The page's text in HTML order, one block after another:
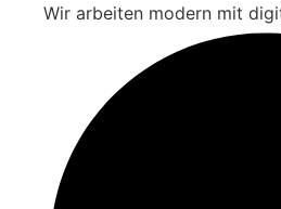
Wir arbeiten modern mit